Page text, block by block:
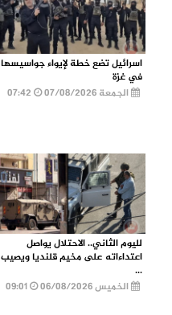
اسرائيل تضع خطة لإيواء جواسيسها
في غزة
الجمعة 07/08/2026
لليوم الثاني.. الاحتلال يواصل
اعتداءاته على مخيم قلنديا ويصيب
...
الخميس 06/08/2026